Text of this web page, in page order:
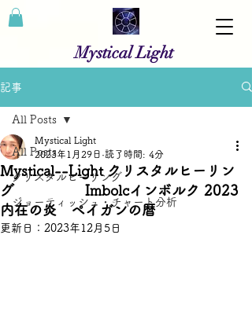
Mystical Light
記事
All Posts
クリスタルヒーリング
ジョーティッシュ・チャート分析
All Posts
Mystical--Light クリスタルヒーリン
グ Imbolcインボルク 2023
内在の炎 ペイガンの暦
Mystical Light
2023年1月29日 読了時間: 4分
更新日： 2023年12月5日